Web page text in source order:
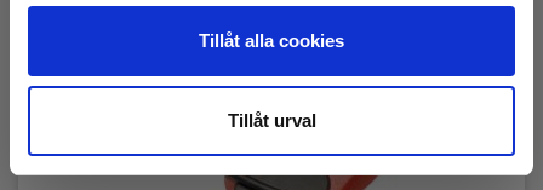
Tillåt alla cookies
Tillåt urval